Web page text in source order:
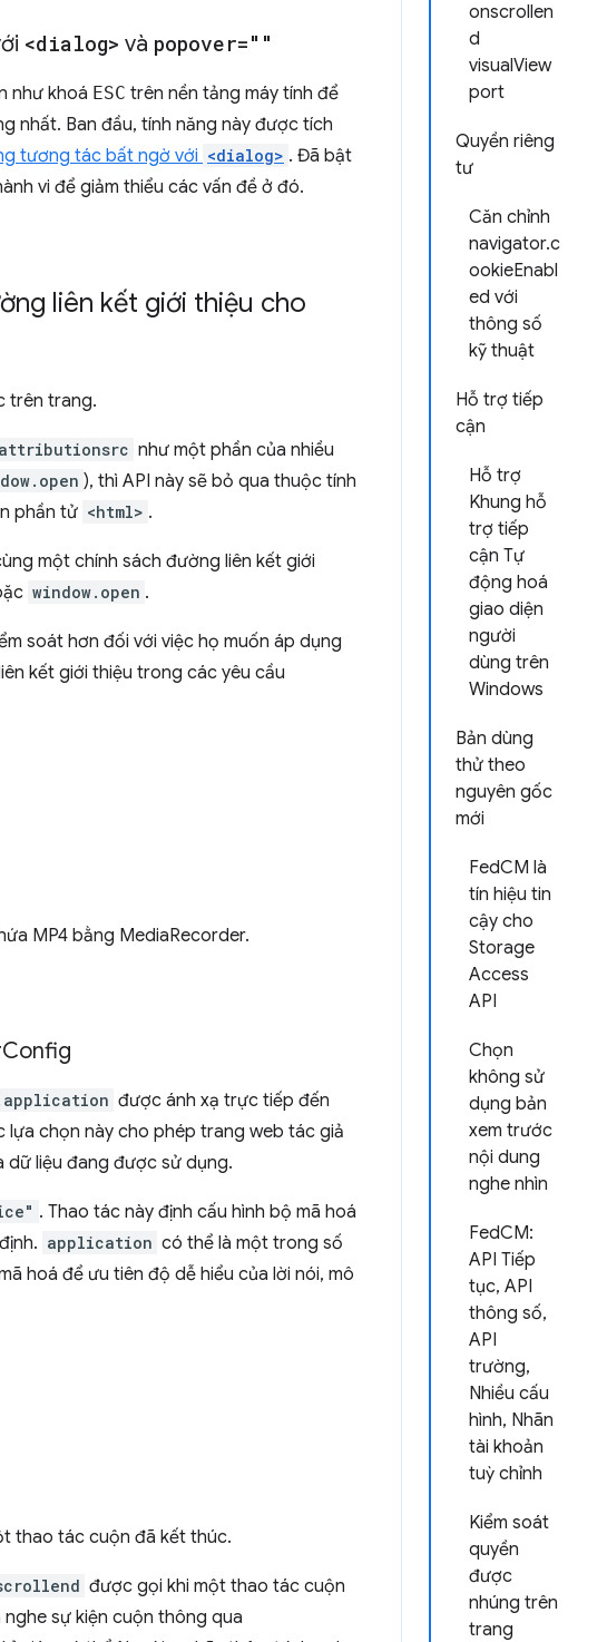
onscrollen
d
visualView
port
Quyền riêng
tư
Căn chỉnh
navigator.c
ookieEnabl
ed với
thông số
kỹ thuật
Hỗ trợ tiếp
cận
Hỗ trợ
Khung hỗ
trợ tiếp
cận Tự
động hoá
giao diện
người
dùng trên
Windows
Bản dùng
thử theo
nguyên gốc
mới
FedCM là
tín hiệu tin
cậy cho
Storage
Access
API
Chọn
không sử
dụng bản
xem trước
nội dung
nghe nhìn
FedCM:
API Tiếp
tục, API
thông số,
API
trường,
Nhiều cấu
hình, Nhãn
tài khoản
tuỳ chỉnh
Kiểm soát
quyền
được
nhúng trên
trang
<dialog> và popover=""
như khoá ESC trên nền tảng máy tính để
nhất. Ban đầu, tính năng này được tích
tương tác bất ngờ với <dialog> . Đã bật
vi để giảm thiểu các vấn đề ở đó.
liên kết giới thiệu cho
trên trang.
attributionsrc như một phần của nhiều
), thì API này sẽ bỏ qua thuộc tính
phần tử <html> .
một chính sách đường liên kết giới
window.open .
soát hơn đối với việc họ muốn áp dụng
kết giới thiệu trong các yêu cầu
MP4 bằng MediaRecorder.
Config
được ánh xạ trực tiếp đến
lựa chọn này cho phép trang web tác giả
dữ liệu đang được sử dụng.
. Thao tác này định cấu hình bộ mã hoá
application có thể là một trong số
hoá để ưu tiên độ dễ hiểu của lời nói, mô
thao tác cuộn đã kết thúc.
được gọi khi một thao tác cuộn
sự kiện cuộn thông qua